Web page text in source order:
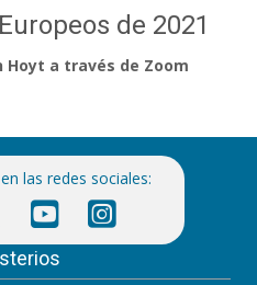
de 2021
Hoyt a través de Zoom
las redes sociales: